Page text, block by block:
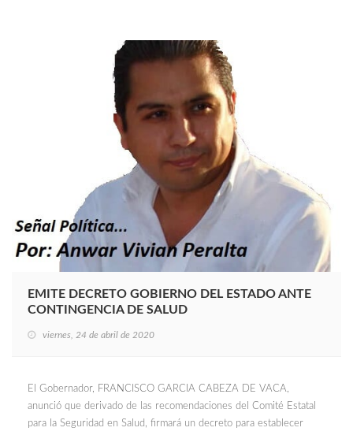
EMITE DECRETO GOBIERNO DEL ESTADO ANTE
CONTINGENCIA DE SALUD
viernes, 24 de abril de 2020
El Gobernador, FRANCISCO GARCIA CABEZA DE VACA,
anunció que derivado de las recomendaciones del Comité Estatal
para la Seguridad en Salud, firmará un decreto para establecer